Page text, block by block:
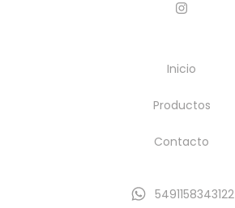
Inicio
Productos
Contacto
5491158343122